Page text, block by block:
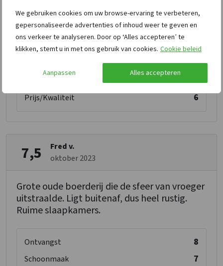
We gebruiken cookies om uw browse-ervaring te verbeteren,
gepersonaliseerde advertenties of inhoud weer te geven en
ons verkeer te analyseren. Door op ‘Alles accepteren’ te
klikken, stemt u in met ons gebruik van cookies. Cookie beleid
Aanpassen Alles accepteren
Ontvangst 7
Schoonmaak 4
6
9
Prijs/Kwaliteit 6
7,5
Fred v.
oktober 2023
Grote oude boerderij die de sfeer van vroeger
uitstraalde. Ligt buitenaf, dus heel rustig.
Ruime slaapkamers.
Ontvangst 8
Schoonmaak 7